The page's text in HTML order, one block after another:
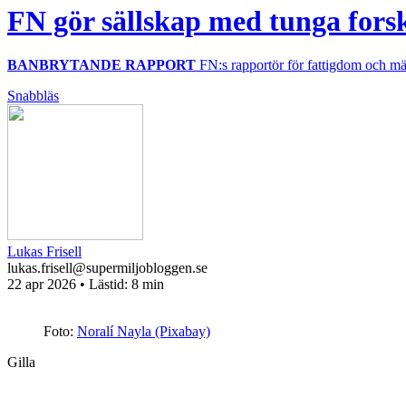
FN gör sällskap med tunga
BANBRYTANDE RAPPORT FN:s rapportör för fattigdom och
Snabbläs
Lukas Frisell
lukas.frisell@supermiljobloggen.se
22 apr 2026 • Lästid: 8 min
Foto: Noralí Nayla (Pixabay)
Gilla